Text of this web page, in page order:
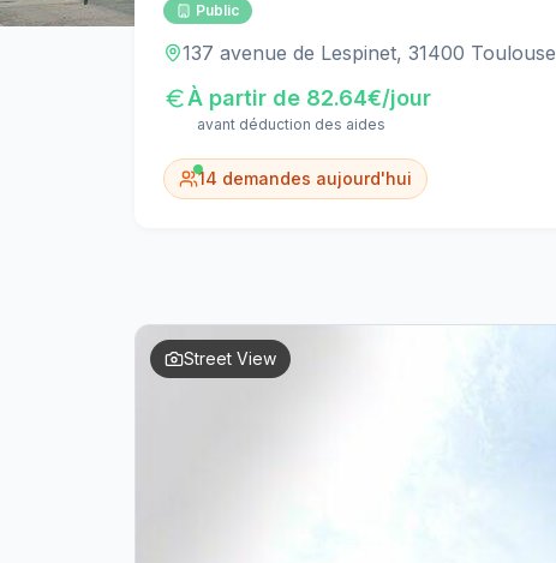
Public
137 avenue de Lespinet, 31400 Toulouse
À partir de 82.64€/jour
avant déduction des aides
14 demandes aujourd'hui
Street View